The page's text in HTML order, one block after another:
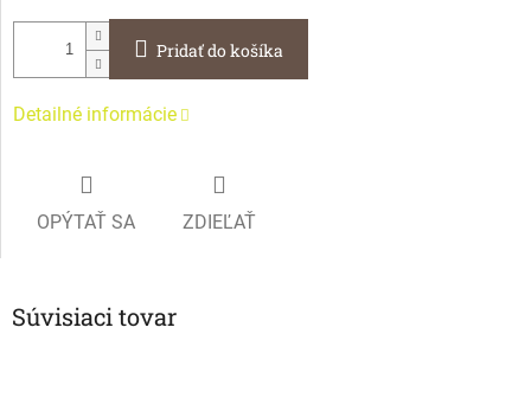
Pridať do košíka
Detailné informácie
OPÝTAŤ SA ZDIEĽAŤ
Súvisiaci tovar